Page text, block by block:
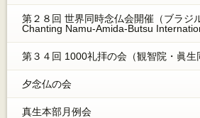
第２８回 世界同時念仏会開催（ブラジ
Chanting Namu-Amida-Butsu
第３４回 1000礼拝の会（観智院・眞
夕念仏の会
真生本部月例会